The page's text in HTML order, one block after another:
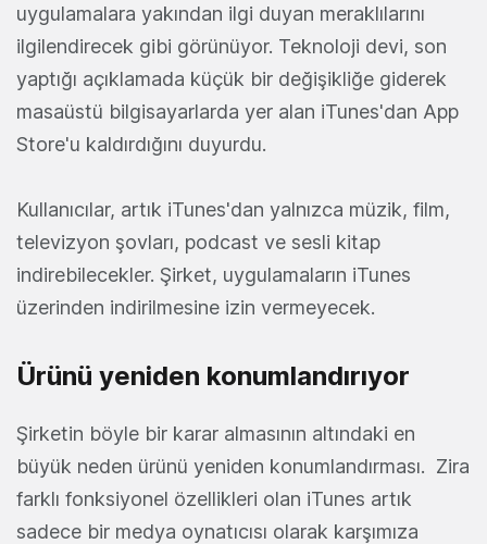
uygulamalara yakından ilgi duyan meraklılarını
ilgilendirecek gibi görünüyor. Teknoloji devi, son
yaptığı açıklamada küçük bir değişikliğe giderek
masaüstü bilgisayarlarda yer alan iTunes'dan App
Store'u kaldırdığını duyurdu.
Kullanıcılar, artık iTunes'dan yalnızca müzik, film,
televizyon şovları, podcast ve sesli kitap
indirebilecekler. Şirket, uygulamaların iTunes
üzerinden indirilmesine izin vermeyecek.
Ürünü yeniden konumlandırıyor
Şirketin böyle bir karar almasının altındaki en
büyük neden ürünü yeniden konumlandırması. Zira
farklı fonksiyonel özellikleri olan iTunes artık
sadece bir medya oynatıcısı olarak karşımıza